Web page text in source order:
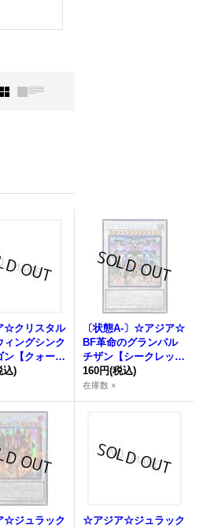
☆クリスタル
ィングシンク
ン【クォータ
リーシーク
アジアQCA
《シンク
込)
〔状態A-〕☆アジア☆
BF革命のグランパル
チザン【シークレッ
ト】{アジアROTA-JP
036}《シンクロ》
160円(税込)
在庫数 ×
☆ジュラック
☆アジア☆ジュラック